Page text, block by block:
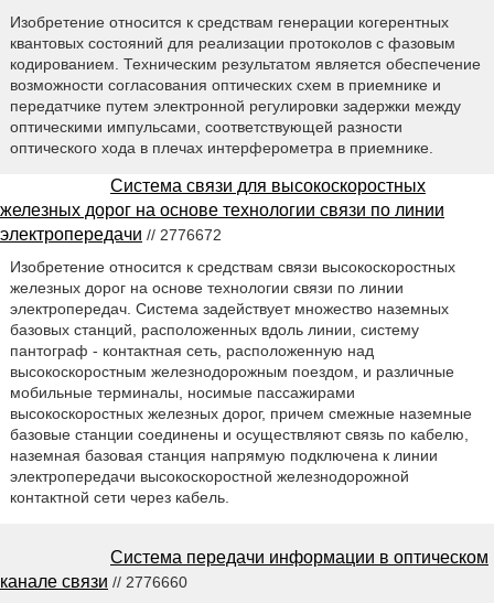
Изобретение относится к средствам генерации когерентных
квантовых состояний для реализации протоколов с фазовым
кодированием. Техническим результатом является обеспечение
возможности согласования оптических схем в приемнике и
передатчике путем электронной регулировки задержки между
оптическими импульсами, соответствующей разности
оптического хода в плечах интерферометра в приемнике.
Система связи для высокоскоростных
железных дорог на основе технологии связи по линии
электропередачи // 2776672
Изобретение относится к средствам связи высокоскоростных
железных дорог на основе технологии связи по линии
электропередач. Система задействует множество наземных
базовых станций, расположенных вдоль линии, систему
пантограф - контактная сеть, расположенную над
высокоскоростным железнодорожным поездом, и различные
мобильные терминалы, носимые пассажирами
высокоскоростных железных дорог, причем смежные наземные
базовые станции соединены и осуществляют связь по кабелю,
наземная базовая станция напрямую подключена к линии
электропередачи высокоскоростной железнодорожной
контактной сети через кабель.
Система передачи информации в оптическом
канале связи // 2776660